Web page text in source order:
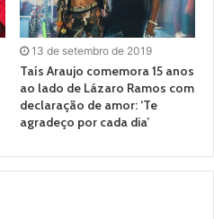
13 de setembro de 2019
Taís Araujo comemora 15 anos
ao lado de Lázaro Ramos com
declaração de amor: ‘Te
agradeço por cada dia’